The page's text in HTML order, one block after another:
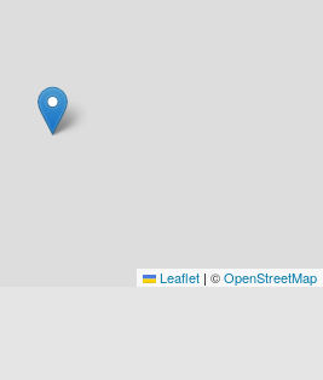
Leaflet | ©OpenStreetMap